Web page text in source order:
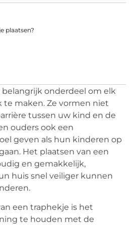
plaatsen?
belangrijk onderdeel om elk
te maken. Ze vormen niet
tussen uw kind en de
ouders ook een
geven als hun kinderen op
Het plaatsen van een
en gemakkelijk,
huis snel veiliger kunnen
een traphekje is het
te houden met de